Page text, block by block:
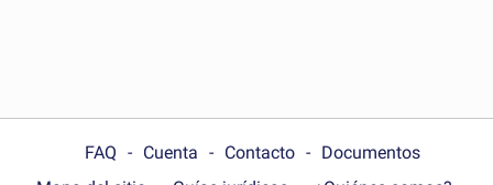
FAQ Cuenta Contacto
Documentos